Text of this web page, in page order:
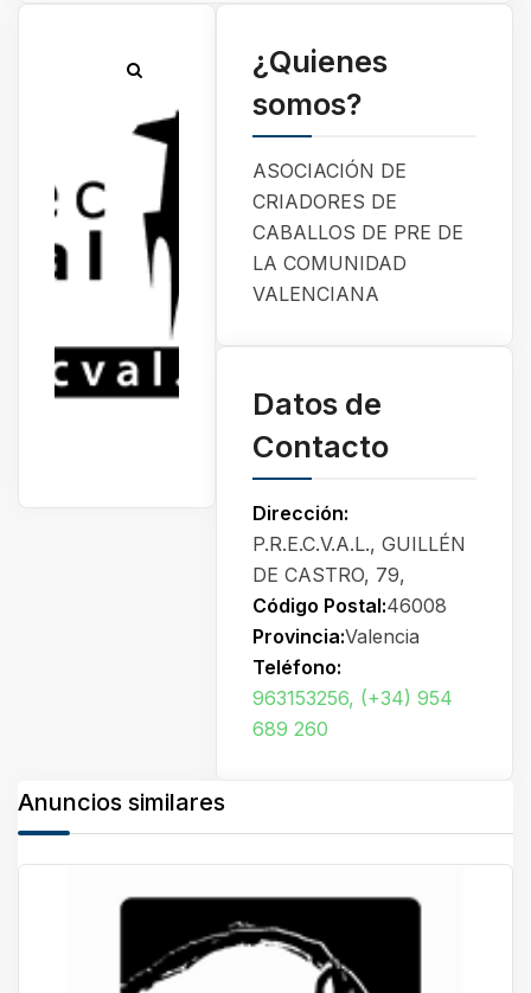
¿Quienes
somos?
ASOCIACIÓN DE
CRIADORES DE
CABALLOS DE PRE DE
LA COMUNIDAD
VALENCIANA
Datos de
Contacto
Dirección:
P.R.E.C.V.A.L., GUILLÉN
DE CASTRO, 79,
Código Postal:46008
Provincia:Valencia
Teléfono:
963153256, (+34) 954
689 260
Anuncios similares